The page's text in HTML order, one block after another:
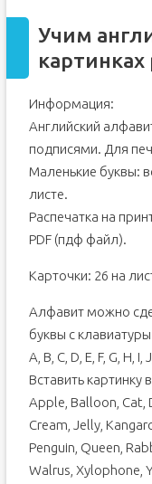
Английский
Английский
картинками для
Английский
Английский
алфавит для
очень просто.
Карточки с
Карточки с
Карточки с
Карточки с
Карточки
детей, буквы
Карточки
детей, буквы
Учим
картинках
Информация:
Английский
подписями. Для
Маленькие буквы:
листе.
Распечатка на
PDF (пдф файл).
Карточки: 26 на
Алфавит можно
буквы с
A, B, C, D, E, F, G, H, I,
Вставить
Apple, Balloon, Cat,
Cream, Jelly,
Penguin, Queen,
Walrus, Xylophone,